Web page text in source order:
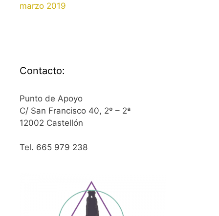
marzo 2019
Contacto:
Punto de Apoyo
C/ San Francisco 40, 2º – 2ª
12002 Castellón
Tel. 665 979 238